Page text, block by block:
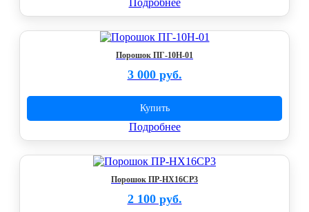
Подробнее
Порошок ПГ-10Н-01
3 000 руб.
Купить
Подробнее
Порошок ПР-НХ16СР3
2 100 руб.